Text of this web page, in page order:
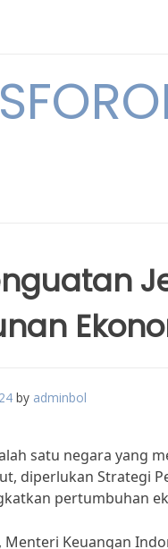
by adminbol
satu negara yang
diperlukan Strategi
pertumbuhan
Menteri Keuangan